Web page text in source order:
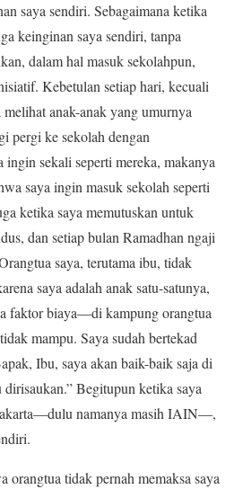
saya sendiri. Sebagaimana ketika
keinginan saya sendiri, tanpa
dalam hal masuk sekolahpun,
Kebetulan setiap hari, kecuali
anak-anak yang umurnya
pergi ke sekolah dengan
ingin sekali seperti mereka, makanya
saya ingin masuk sekolah seperti
ketika saya memutuskan untuk
dan setiap bulan Ramadhan ngaji
saya, terutama ibu, tidak
saya adalah anak satu-satunya,
faktor biaya—di kampung orangtua
mampu. Saya sudah bertekad
Ibu, saya akan baik-baik saja di
Begitupun ketika saya
namanya masih IAIN—,
orangtua tidak pernah memaksa saya